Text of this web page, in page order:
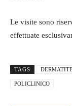
Le visite sono
effettuate
TAGS
POLICLINICO